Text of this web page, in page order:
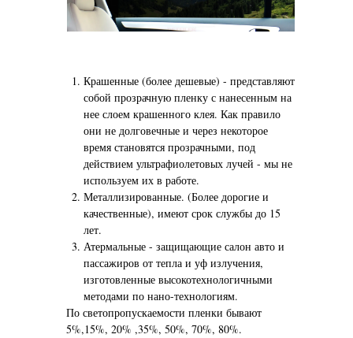
Крашенные (более дешевые) - представляют
собой прозрачную пленку с нанесенным на
нее слоем крашенного клея. Как правило
они не долговечные и через некоторое
время становятся прозрачными, под
действием ультрафиолетовых лучей - мы не
используем их в работе.
Металлизированные. (Более дорогие и
качественные), имеют срок службы до 15
лет.
Атермальные - защищающие салон авто и
пассажиров от тепла и уф излучения,
изготовленные высокотехнологичными
методами по нано-технологиям.
По светопропускаемости пленки бывают
5%,15%, 20% ,35%, 50%, 70%, 80%.